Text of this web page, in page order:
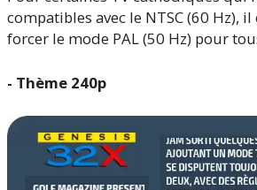
compatibles avec le NTSC (60 Hz),
forcer le mode PAL (50 Hz) pour
- Thème 240p